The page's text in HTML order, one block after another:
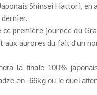
Shinsei Hattori,
première journée du
aurores du fait d’un
la finale 100%
en -66kg ou le duel